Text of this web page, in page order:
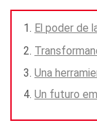
El poder de
Una
Un futuro